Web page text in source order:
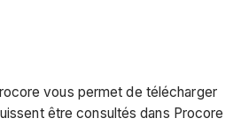
vous permet de télécharger
être consultés dans Procore